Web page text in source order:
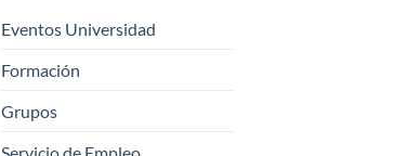
Eventos Universidad
Formación
Grupos